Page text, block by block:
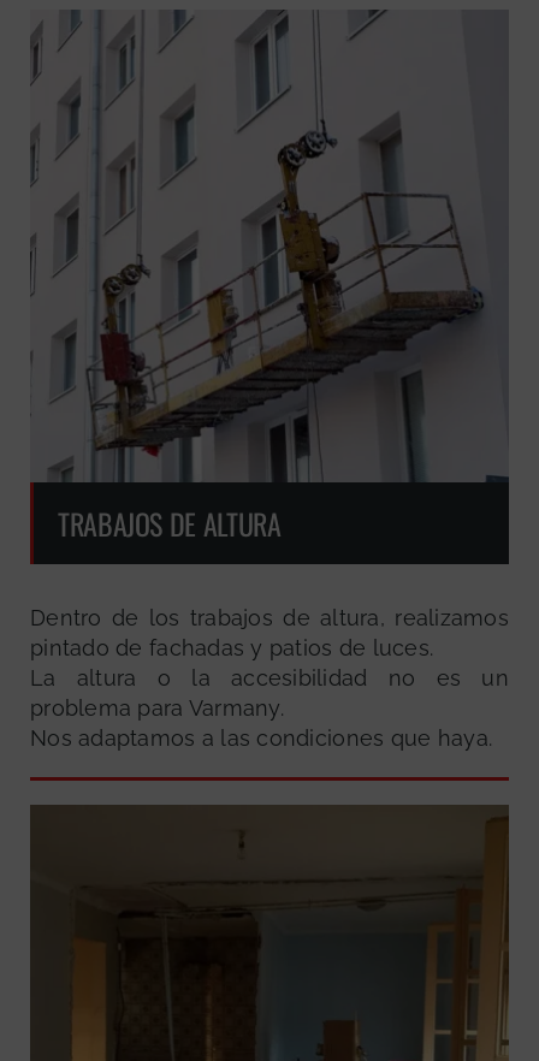
TRABAJOS DE ALTURA
Dentro de los trabajos de altura, realizamos
pintado de fachadas y patios de luces.
La altura o la accesibilidad no es un
problema para Varmany.
Nos adaptamos a las condiciones que haya.
GRATUITA